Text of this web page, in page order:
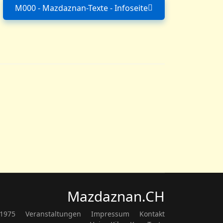
Nächster Beitrag: M000 -
M000 - Mazdaznan-Texte - Infoseite
Mazdaznan.CH
Veranstaltungen Impressum
Kontakt